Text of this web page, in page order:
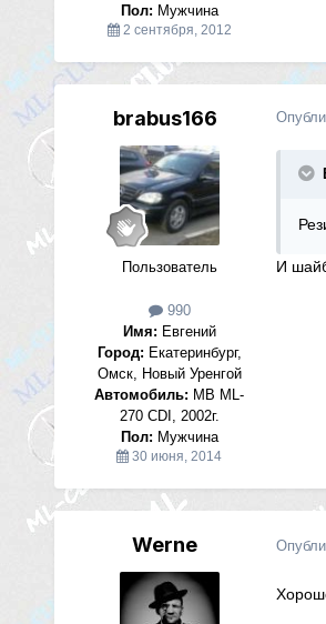
Пол: Мужчина
2 сентября, 2012
brabus166
Пользователь
990
Имя: Евгений
Город: Екатеринбург,
Омск, Новый Уренгой
Автомобиль: MB ML-
270 CDI, 2002г.
Пол: Мужчина
30 июня, 2014
И
Werne